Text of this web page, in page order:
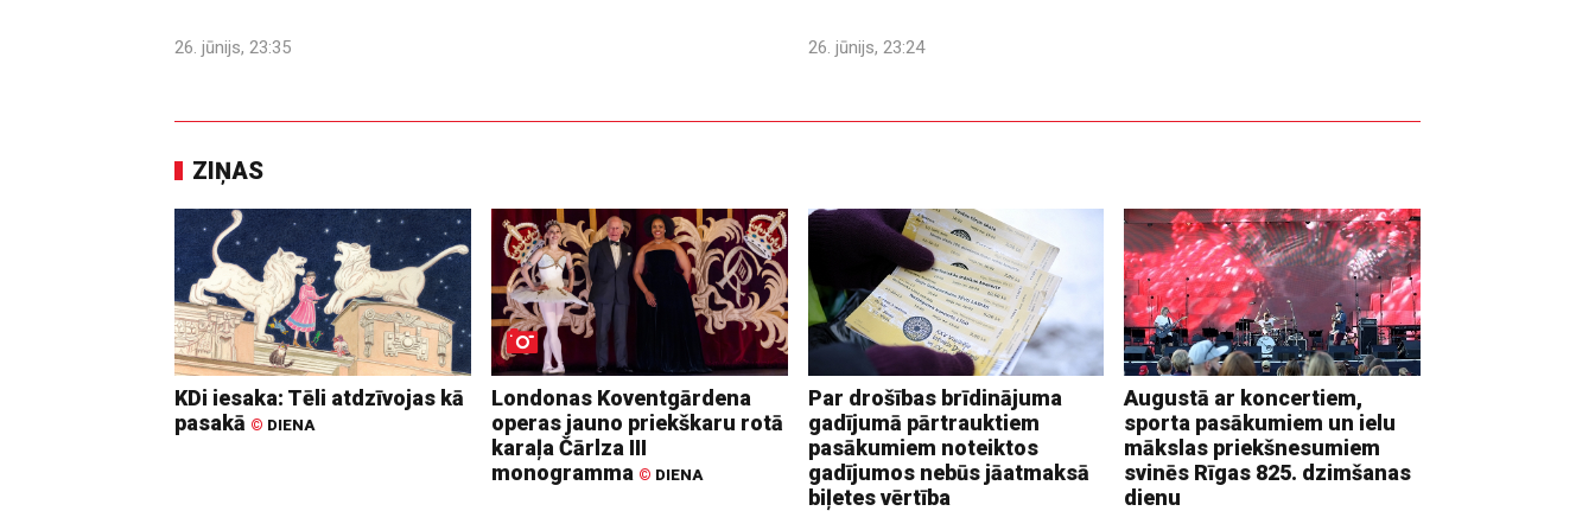
26. jūnijs, 23:35 26. jūnijs, 23:24
ZIŅAS
KDi iesaka: Tēli atdzīvojas kā
pasakā © DIENA
Londonas Koventgārdena
operas jauno priekškaru rotā
karaļa Čārlza III
monogramma © DIENA
Par drošības brīdinājuma
gadījumā pārtrauktiem
pasākumiem noteiktos
gadījumos nebūs jāatmaksā
biļetes vērtība
Augustā ar koncertiem,
sporta pasākumiem un ielu
mākslas priekšnesumiem
svinēs Rīgas 825. dzimšanas
dienu